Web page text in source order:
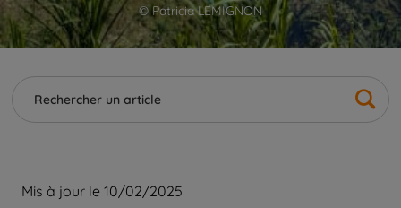
© Patricia LEMIGNON
Mis à jour le 10/02/2025